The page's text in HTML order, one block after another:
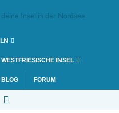
WESTFRIESISCHE INSEL
BLOG FORUM